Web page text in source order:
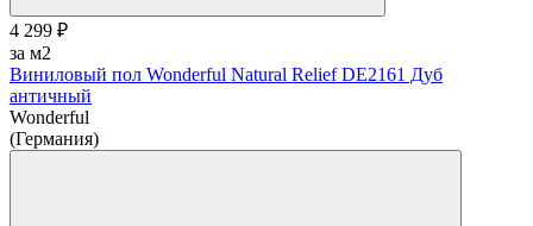
4 299 ₽
за м2
Виниловый пол Wonderful Natural Relief DE2161 Дуб
античный
Wonderful
(Германия)